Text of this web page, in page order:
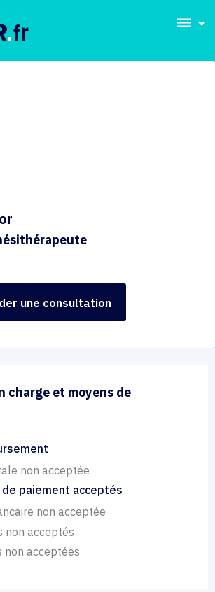
dehaze
une consultation
charge et moyens de
non acceptée
de paiement acceptés
non acceptée
non acceptés
non acceptées